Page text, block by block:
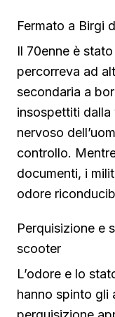
Fermato a Birgi
Il 70enne è
percorreva ad
secondaria a
insospettiti dalla
nervoso
controllo.
documenti, i
odore
Perquisizione e
scooter
L’odore e lo
hanno spinto gli